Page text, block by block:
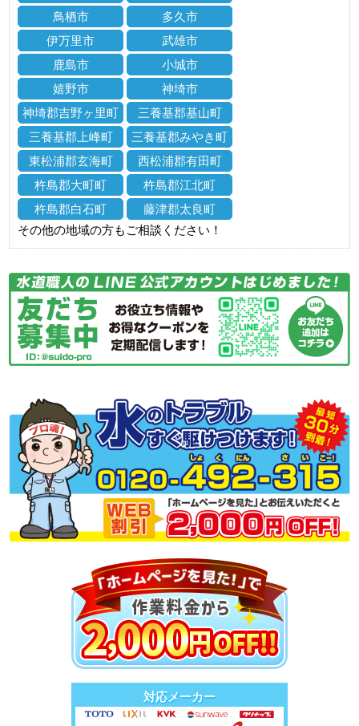
鳥栖市
多久市
伊万里市
武雄市
鹿島市
小城市
嬉野市
神埼市
神埼郡吉野ヶ里町
三養基郡基山町
三養基郡上峰町
三養基郡みやき町
東松浦郡玄海町
西松浦郡有田町
杵島郡大町町
杵島郡江北町
杵島郡白石町
藤津郡太良町
その他の地域の方もご相談ください！
対応メーカー